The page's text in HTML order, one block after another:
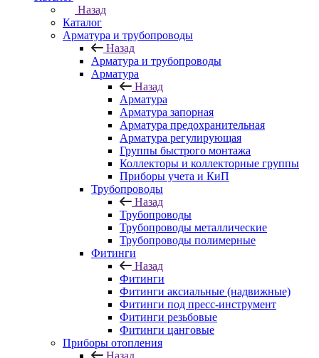
Назад
Каталог
Арматура и трубопроводы
Назад
Арматура и трубопроводы
Арматура
Назад
Арматура
Арматура запорная
Арматура предохранительная
Арматура регулирующая
Группы быстрого монтажа
Коллекторы и коллекторные группы
Приборы учета и КиП
Трубопроводы
Назад
Трубопроводы
Трубопроводы металлические
Трубопроводы полимерные
Фитинги
Назад
Фитинги
Фитинги аксиальные (надвижные)
Фитинги под пресс-инструмент
Фитинги резьбовые
Фитинги цанговые
Приборы отопления